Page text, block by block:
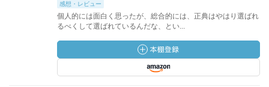
感想・レビュー
個人的には面白く思ったが、総合的には、正典はやはり選ばれ
るべくして選ばれているんだな、とい...